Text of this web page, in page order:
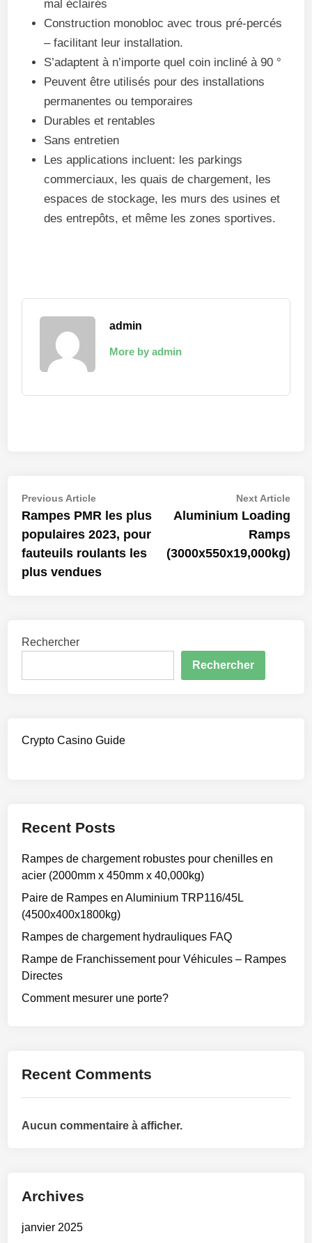
mal éclairés
Construction monobloc avec trous pré-percés
– facilitant leur installation.
S’adaptent à n’importe quel coin incliné à 90 °
Peuvent être utilisés pour des installations
permanentes ou temporaires
Durables et rentables
Sans entretien
Les applications incluent: les parkings
commerciaux, les quais de chargement, les
espaces de stockage, les murs des usines et
des entrepôts, et même les zones sportives.
admin
More by admin
Navigation
de
l’article
Previous ArticlePrevious
article:
Rampes PMR les plus
populaires 2023, pour
fauteuils roulants les
plus vendues
Next ArticleNext
Aluminium Loading
Ramps
(3000x550x19,000kg)
Rechercher
Rechercher
Crypto Casino Guide
Recent Posts
Rampes de chargement robustes pour chenilles en
acier (2000mm x 450mm x 40,000kg)
Paire de Rampes en Aluminium TRP116/45L
(4500x400x1800kg)
Rampes de chargement hydrauliques FAQ
Rampe de Franchissement pour Véhicules – Rampes
Directes
Comment mesurer une porte?
Recent Comments
Aucun commentaire à afficher.
Archives
janvier 2025